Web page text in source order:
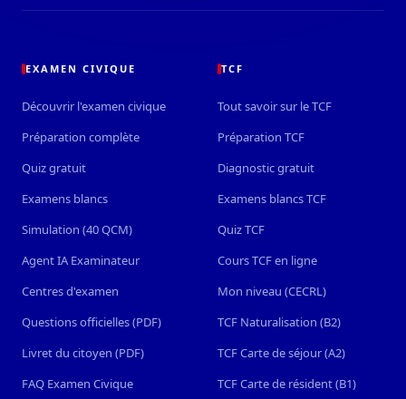
EXAMEN CIVIQUE
Découvrir l'examen civique
Préparation complète
Quiz gratuit
Examens blancs
Simulation (40 QCM)
Agent IA Examinateur
Centres d'examen
Questions officielles (PDF)
Livret du citoyen (PDF)
FAQ Examen Civique
TCF
Tout savoir sur le TCF
Préparation TCF
Diagnostic gratuit
Examens blancs TCF
Quiz TCF
Cours TCF en ligne
Mon niveau (CECRL)
TCF Naturalisation (B2)
TCF Carte de séjour (A2)
TCF Carte de résident (B1)